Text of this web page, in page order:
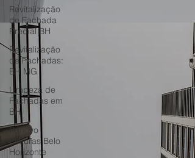
Revitalização
de Fachada
Predial BH
Revitalização
de Fachadas:
BH MG
Limpeza de
Fachadas em
BH
Renovo
Pinturas Belo
Horizonte